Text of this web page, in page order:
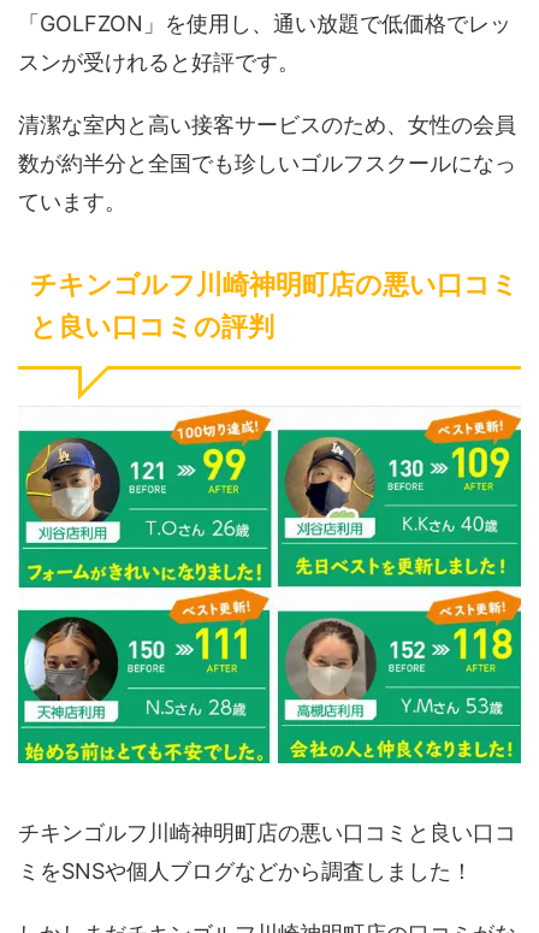
「GOLFZON」を使用し、通い放題で低価格でレッ
スンが受けれると好評です。
清潔な室内と高い接客サービスのため、女性の会員
数が約半分と全国でも珍しいゴルフスクールになっ
ています。
チキンゴルフ川崎神明町店の悪い口コミ
と良い口コミの評判
チキンゴルフ川崎神明町店の悪い口コミと良い口コ
ミをSNSや個人ブログなどから調査しました！